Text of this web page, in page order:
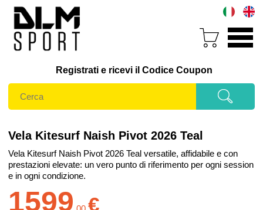
Registrati e ricevi il Codice Coupon
Vela Kitesurf Naish Pivot 2026 Teal
Vela Kitesurf Naish Pivot 2026 Teal versatile, affidabile e con
prestazioni elevate: un vero punto di riferimento per ogni session
e in ogni condizione.
1599 €